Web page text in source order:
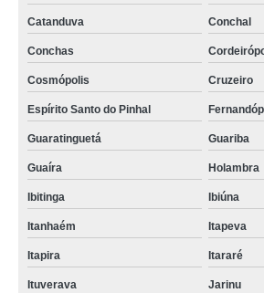
Catanduva Conchal
Conchas
Cosmópolis Cruzeiro
Espírito Santo do Pinhal
Guaratinguetá Guariba
Guaíra Holambra
Ibitinga Ibiúna
Itanhaém Itapeva
Itapira Itararé
Ituverava Jarinu